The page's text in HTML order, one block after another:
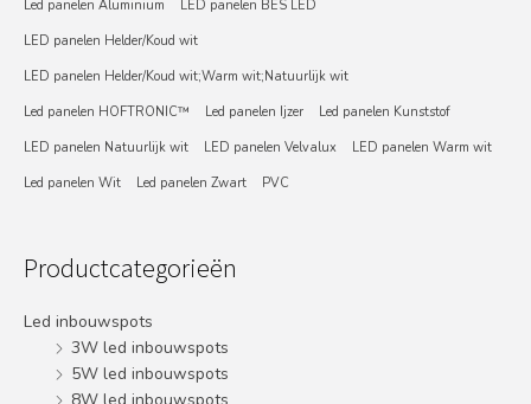
Led panelen Aluminium
LED panelen BES LED
LED panelen Helder/Koud wit
LED panelen Helder/Koud wit;Warm wit;Natuurlijk wit
Led panelen HOFTRONIC™
Led panelen Ijzer
Led panelen Kunststof
LED panelen Natuurlijk wit
LED panelen Velvalux
LED panelen Warm wit
Led panelen Wit
Led panelen Zwart PVC
Productcategorieën
Led inbouwspots
3W led inbouwspots
5W led inbouwspots